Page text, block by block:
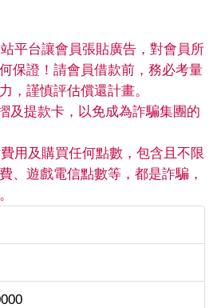
平台讓會員張貼廣告，對會員所
保證！請會員借款前，務必考量
，謹慎評估償還計畫。
及提款卡，以免成為詐騙集團的
用及購買任何點數，包含且不限
、遊戲電信點數等，都是詐騙，